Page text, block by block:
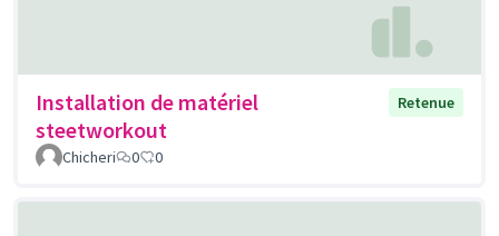
Installation de matériel
steetworkout
Retenue
Chicheri 0 0